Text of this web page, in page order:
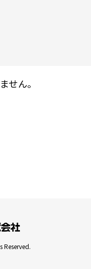
せん。
Reserved.